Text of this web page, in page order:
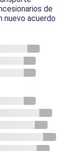
de
nuevo acuerdo